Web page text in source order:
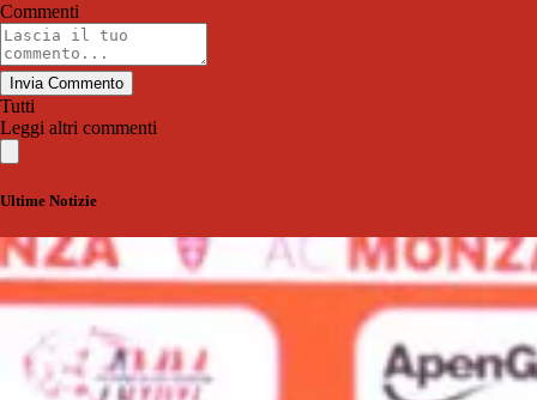
Commenti
Invia Commento
Tutti
Leggi altri commenti
Ultime Notizie